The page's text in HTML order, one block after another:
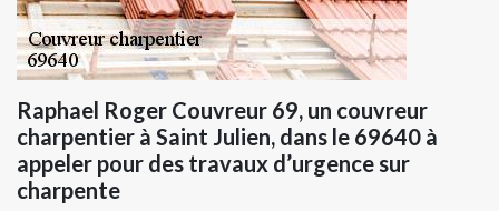
Raphael Roger Couvreur 69, un couvreur
charpentier à Saint Julien, dans le 69640 à
appeler pour des travaux d’urgence sur
charpente